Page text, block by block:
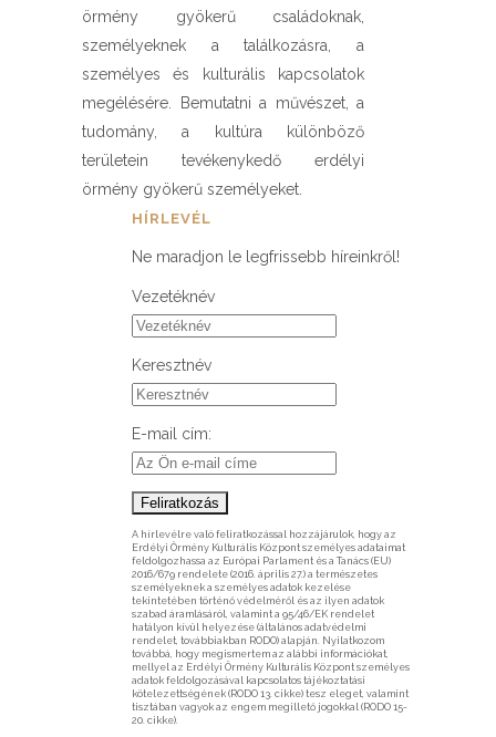
örmény gyökerű családoknak,
személyeknek a találkozásra, a
személyes és kulturális kapcsolatok
megélésére. Bemutatni a művészet, a
tudomány, a kultúra különböző
területein tevékenykedő erdélyi
örmény gyökerű személyeket.
HÍRLEVÉL
Ne maradjon le legfrissebb híreinkről!
Vezetéknév
Keresztnév
E-mail cím:
A hírlevélre való feliratkozással hozzájárulok, hogy az
Erdélyi Örmény Kulturális Központ személyes adataimat
feldolgozhassa az Európai Parlament és a Tanács (EU)
2016/679 rendelete (2016. április 27.) a természetes
személyeknek a személyes adatok kezelése
tekintetében történő védelméről és az ilyen adatok
szabad áramlásáról, valamint a 95/46/EK rendelet
hatályon kívül helyezése (általános adatvédelmi
rendelet, továbbiakban RODO) alapján. Nyilatkozom
továbbá, hogy megismertem az alábbi információkat,
mellyel az Erdélyi Örmény Kulturális Központ személyes
adatok feldolgozásával kapcsolatos tájékoztatási
kötelezettségének (RODO 13. cikke) tesz eleget, valamint
tisztában vagyok az engem megillető jogokkal (RODO 15-
20. cikke).